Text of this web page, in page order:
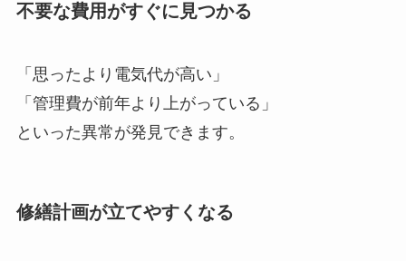
不要な費用がすぐに見つかる
「思ったより電気代が高い」
「管理費が前年より上がっている」
といった異常が発見できます。
修繕計画が立てやすくなる